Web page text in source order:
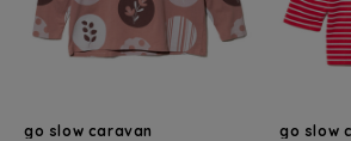
go slow caravan
go slow